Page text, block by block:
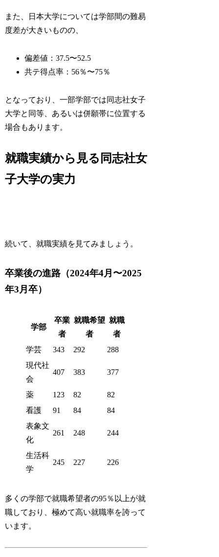
また、日本大学については学部間の難易
度差が大きいものの、
偏差値：37.5〜52.5
共テ得点率：56％〜75％
となっており、一部学部では同志社女子
大学と同等、あるいは併願帯に位置する
場合もあります。
就職実績から見る同志社女
子大学の実力
続いて、就職実績を見てみましょう。
卒業後の進路（2024年4月〜2025
年3月卒）
学部
卒業
者
就職希望
者
就職
者
学芸
343 292
288
現代社
会
407 383 377
薬 123 82
82
看護
91 84
84
表象文
化
261 248 244
生活科
学
245 227 226
多くの学部で就職希望者の95％以上が就
職しており、極めて高い就職率を誇って
います。